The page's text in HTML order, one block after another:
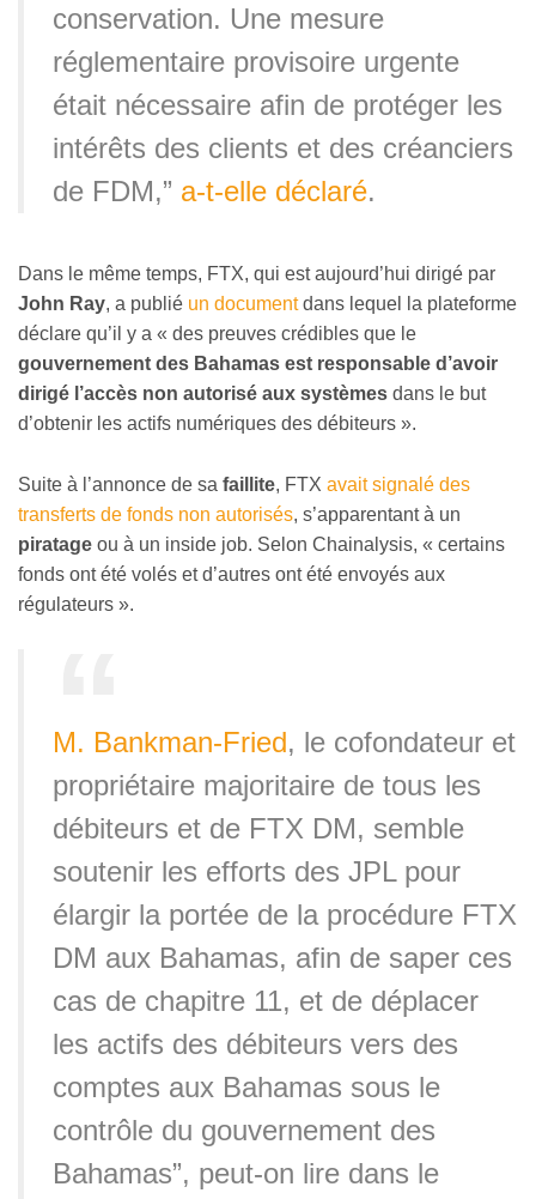
conservation. Une mesure
réglementaire provisoire urgente
était nécessaire afin de protéger les
intérêts des clients et des créanciers
de FDM,” a-t-elle déclaré.
Dans le même temps, FTX, qui est aujourd’hui dirigé par
John Ray, a publié un documentdans lequel la plateforme
déclare qu’il y a « des preuves crédibles que le
gouvernement des Bahamas est responsable d’avoir
dirigé l’accès non autorisé aux systèmes dans le but
d’obtenir les actifs numériques des débiteurs ».
Suite à l’annonce de sa faillite, FTX avait signalé des
transferts de fonds non autorisés, s’apparentant à un
piratage ou à un inside job. Selon Chainalysis, « certains
fonds ont été volés et d’autres ont été envoyés aux
régulateurs ».
M. Bankman-Fried, le cofondateur et
propriétaire majoritaire de tous les
débiteurs et de FTX DM, semble
soutenir les efforts des JPL pour
élargir la portée de la procédure FTX
DM aux Bahamas, afin de saper ces
cas de chapitre 11, et de déplacer
les actifs des débiteurs vers des
comptes aux Bahamas sous le
contrôle du gouvernement des
Bahamas”, peut-on lire dans le